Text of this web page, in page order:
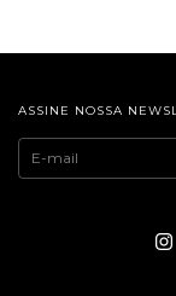
ASSINE NOSSA